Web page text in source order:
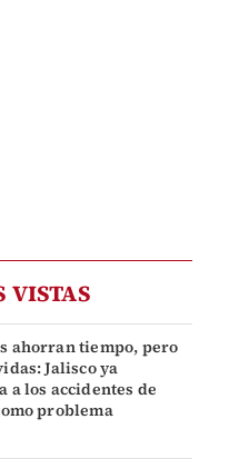
VISTAS
ahorran tiempo, pero
Jalisco ya
a los accidentes de
problema